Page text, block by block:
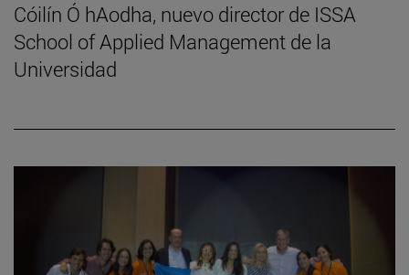
Cóilín Ó hAodha, nuevo director de ISSA
School of Applied Management de la
Universidad